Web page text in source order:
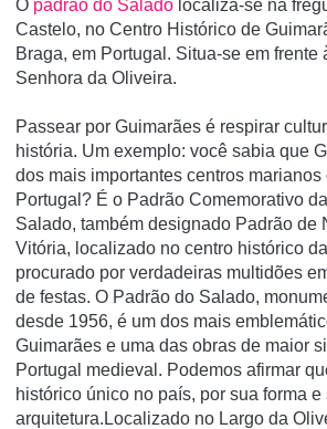
O padrão do Salado localiza-se na
Castelo, no Centro Histórico de
Braga, em Portugal. Situa-se em frente
Senhora da Oliveira.
Passear por Guimarães é respirar
história. Um exemplo: você sabia que
dos mais importantes centros marianos
Portugal? É o Padrão Comemorativo
Salado, também designado Padrão de
Vitória, localizado no centro histórico
procurado por verdadeiras multidões
de festas. O Padrão do Salado,
desde 1956, é um dos mais
Guimarães e uma das obras de maior
Portugal medieval. Podemos afirmar
histórico único no país, por sua forma e
arquitetura.Localizado no Largo da